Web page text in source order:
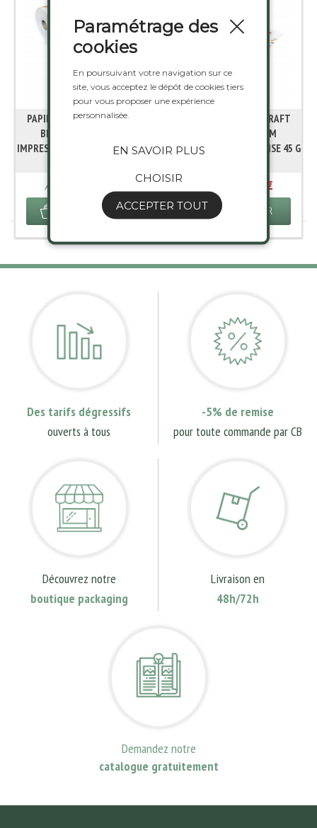
PAPIER MOUSSELINE KRAFT
BLANC BOBINE 33 CM
IMPRESSION GOURMANDISE 45 G
À partir de
AJOUTER AU PANIER
PAPIER MOUSSELINE KRAFT
BLANC BOBINE 50 CM
IMPRESSION GOURMANDISE 45 G
2,575 €
AJOUTER AU PANIER
Des tarifs dégressifs
ouverts à tous
-5% de remise
pour toute commande par CB
Découvrez notre
boutique packaging
Livraison en
48h/72h
Demandez notre
catalogue gratuitement
Paramétrage des
cookies
En poursuivant votre navigation sur ce
site, vous acceptez le dépôt de cookies tiers
pour vous proposer une expérience
personnalisée.
EN SAVOIR PLUS
CHOISIR
ACCEPTER TOUT